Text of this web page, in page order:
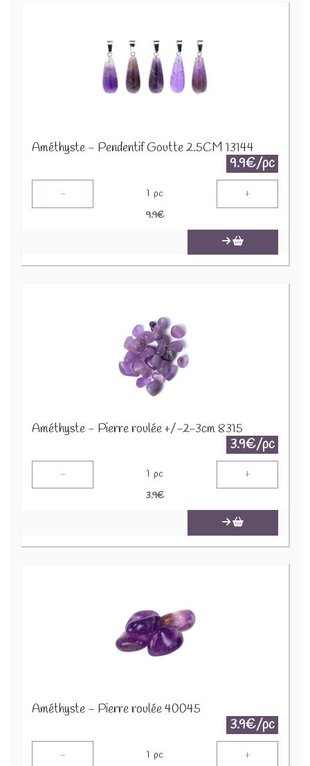
Améthyste - Pendentif Goutte 2.5CM 13144
9.9€/pc
- 1 pc +
9.9€
Améthyste - Pierre roulée +/-2-3cm 8315
3.9€/pc
- 1 pc +
3.9€
Améthyste - Pierre roulée 40045
3.9€/pc
- 1 pc +